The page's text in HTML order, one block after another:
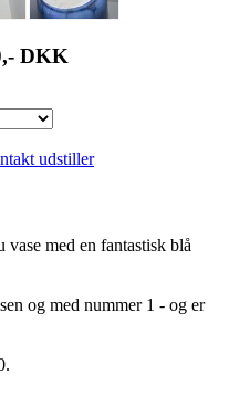
DKK
udstiller
med en fantastisk blå
og med nummer 1 - og er